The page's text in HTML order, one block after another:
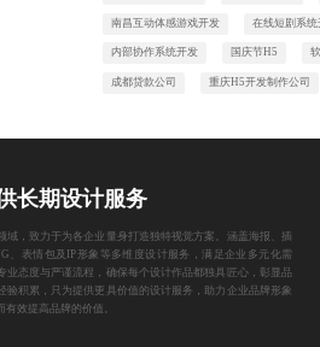
南昌互动体感游戏开发 在线短剧系统
内部协作系统开发 国庆节H5
成都贷款公司 重庆H5开发制作公司
长期设计服务
域，致力于为各企业量身打造独特视觉方案。涵盖海报、插
、表情包及IP形象等多维度设计服务，满足企业多元化需
业态度与严谨流程，确保每个设计作品都独具匠心，彰显品
验积累，只为提供更具价值的设计服务，助力企业品牌形象
有效提高品牌的价值。